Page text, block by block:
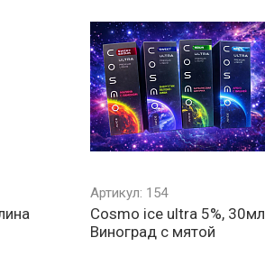
Артикул: 154
Cosmo ice ultra 5%, 30мл
Виноград с мятой